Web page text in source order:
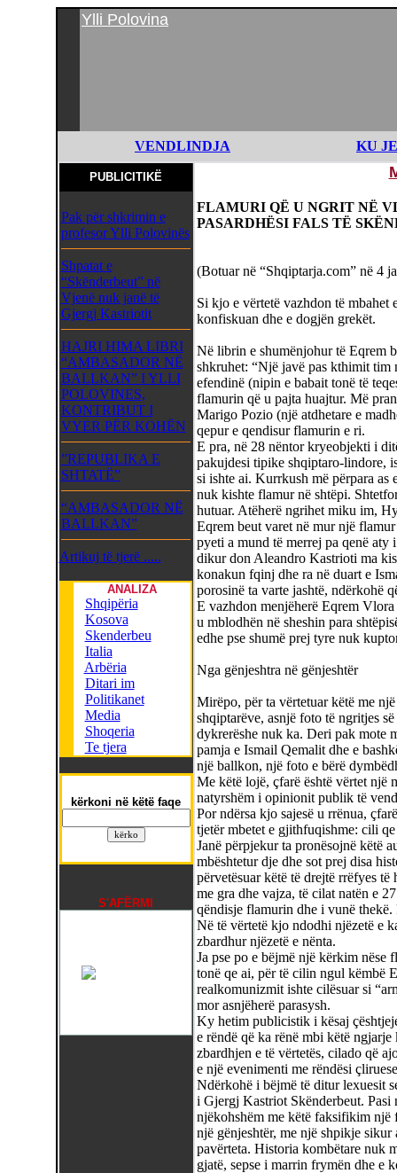
Ylli Polovina
VENDLINDJA KU
PUBLICITIKË
Pak për shkrimin e
profesor Ylli Polovinës
Shpatat e
“Skënderbeut” në
Vjenë nuk janë të
Gjergj Kastriotit
HAJRI HIMA LIBRI
“AMBASADOR NË
BALLKAN” I YLLI
POLOVINES,
KONTRIBUT I
VYER PËR KOHËN
”REPUBLIKA E
SHTATË”
“AMBASADOR NË
BALLKAN”
Artikuj të tjerë .....
ANALIZA
Shqipëria
Kosova
Skenderbeu
Italia
Arbëria
Ditari im
Politikanet
Media
Shoqeria
Te tjera
kërkoni në këtë faqe
S'AFËRMI
FLAMURI QË U NGRIT NË
PASARDHËSI FALS TË
(Botuar në “Shqiptarja.com” në 4
Si kjo e vërtetë vazhdon të mbahet
konfiskuan dhe e dogjën grekët.
Në librin e shumënjohur të Eqrem
shkruhet: “Një javë pas kthimit
efendinë (nipin e babait tonë të
flamurin që u pajta huajtur. Më
Marigo Pozio (një atdhetare e
qepur e qendisur flamurin e ri.
E pra, në 28 nëntor kryeobjekti i
pakujdesi tipike shqiptaro-lindore,
si ishte ai. Kurrkush më përpara as
nuk kishte flamur në shtëpi.
hutuar. Atëherë ngrihet miku im,
Eqrem beut varet në mur një
pyeti a mund të merrej pa qenë
dikur don Aleandro Kastrioti ma
konakun fqinj dhe ra në duart e
porosinë ta varte jashtë, ndërkohë
E vazhdon menjëherë Eqrem
u mblodhën në sheshin para
edhe pse shumë prej tyre nuk
Nga gënjeshtra në gënjeshtër
Mirëpo, për ta vërtetuar këtë me
shqiptarëve, asnjë foto të ngritjes
dykrerëshe nuk ka. Deri pak mote
pamja e Ismail Qemalit dhe e
një ballkon, një foto e bërë
Me këtë lojë, çfarë është vërtet një
natyrshëm i opinionit publik të
Por ndërsa kjo sajesë u rrënua,
tjetër mbetet e gjithfuqishme: cili
Janë përpjekur ta pronësojnë këtë
mbështetur dje dhe sot prej disa
përvetësuar këtë të drejtë rrëfyes
me gra dhe vajza, të cilat natën e
qëndisje flamurin dhe i vunë thekë.
Në të vërtetë kjo ndodhi njëzetë e
zbardhur njëzetë e nënta.
Ja pse po e bëjmë një kërkim nëse
tonë qe ai, për të cilin ngul këmbë
realkomunizmit ishte cilësuar si
mor asnjëherë parasysh.
Ky hetim publicistik i kësaj
e rëndë që ka rënë mbi këtë
zbardhjen e të vërtetës, cilado që
e një evenimenti me rëndësi
Ndërkohë i bëjmë të ditur lexuesit
i Gjergj Kastriot Skënderbeut.
njëkohshëm me këtë faksifikim një
një gënjeshtër, me një shpikje
pavërteta. Historia kombëtare nuk
gjatë, sepse i marrin frymën dhe e